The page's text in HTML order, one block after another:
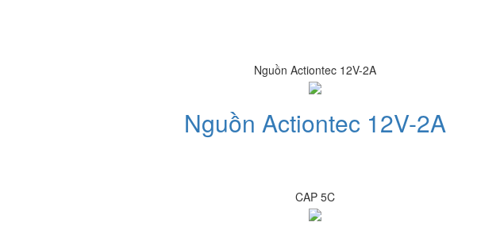
Nguồn Actiontec 12V-2A
Nguồn Actiontec 12V-2A
CAP 5C